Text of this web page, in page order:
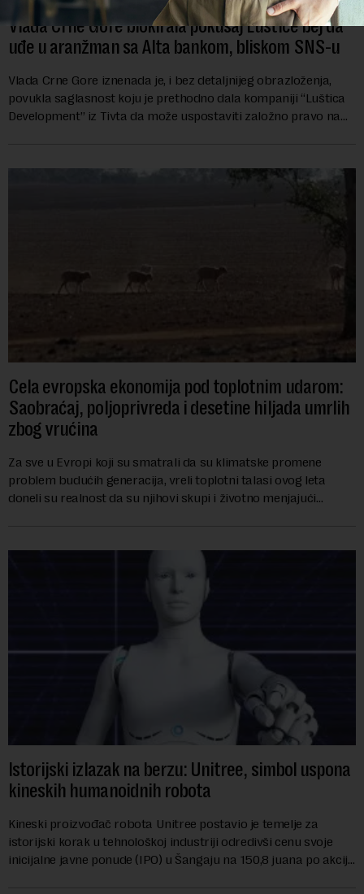
Vlada Crne Gore blokirala pokušaj Luštice bej da
uđe u aranžman sa Alta bankom, bliskom SNS-u
Vlada Crne Gore iznenada je, i bez detaljnijeg obrazloženja,
povukla saglasnost koju je prethodno dala kompaniji “Luštica
Development” iz Tivta da može uspostaviti založno pravo na
Cela evropska ekonomija pod toplotnim udarom:
Saobraćaj, poljoprivreda i desetine hiljada umrlih
zbog vrućina
Za sve u Evropi koji su smatrali da su klimatske promene
problem budućih generacija, vreli toplotni talasi ovog leta
doneli su realnost da su njihovi skupi i životno menjajući
Istorijski izlazak na berzu: Unitree, simbol uspona
kineskih humanoidnih robota
Kineski proizvođač robota Unitree postavio je temelje za
istorijski korak u tehnološkoj industriji odredivši cenu svoje
inicijalne javne ponude (IPO) u Šangaju na 150,8 juana po akciji.